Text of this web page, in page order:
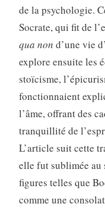
de la psychologie.
Socrate, qui fit de
qua non d’une vie
explore ensuite les
stoïcisme,
fonctionnaient
l’âme, offrant des
tranquillité de
L’article suit cette
elle fut sublimée au
figures telles que
comme une